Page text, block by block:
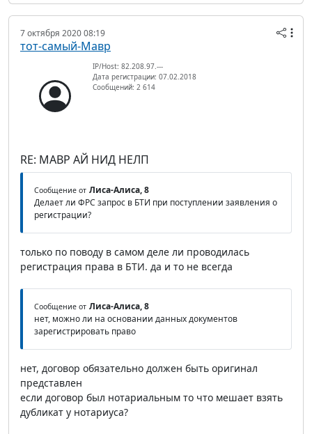
7 октября 2020 08:19
тот-самый-Мавр
IP/Host: 82.208.97.---
Дата регистрации: 07.02.2018
Сообщений: 2 614
RE: МАВР АЙ НИД НЕЛП
Сообщение от Лиса-Алиса, 8
Делает ли ФРС запрос в БТИ при поступлении заявления о
регистрации?
только по поводу в самом деле ли проводилась
регистрация права в БТИ. да и то не всегда
Сообщение от Лиса-Алиса, 8
нет, можно ли на основании данных документов
зарегистрировать право
нет, договор обязательно должен быть оригинал
представлен
если договор был нотариальным то что мешает взять
дубликат у нотариуса?